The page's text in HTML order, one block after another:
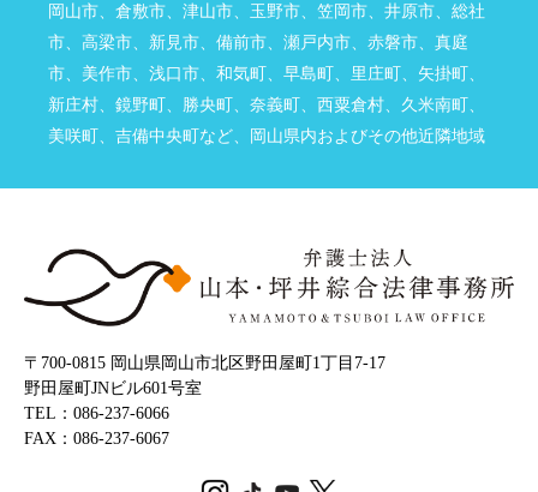
岡山市、倉敷市、津山市、玉野市、笠岡市、井原市、総社
市、高梁市、新見市、備前市、瀬戸内市、赤磐市、真庭
市、美作市、浅口市、和気町、早島町、里庄町、矢掛町、
新庄村、鏡野町、勝央町、奈義町、西粟倉村、久米南町、
美咲町、吉備中央町など、岡山県内およびその他近隣地域
〒700‐0815 岡山県岡山市北区野田屋町1丁目7-17
野田屋町JNビル601号室
TEL：086-237-6066
FAX：086-237-6067